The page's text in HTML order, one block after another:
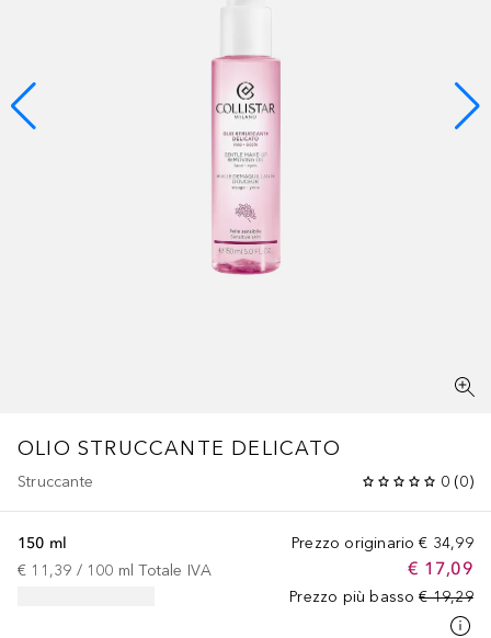
OLIO STRUCCANTE DELICATO
Struccante 0 (0)
Prezzo originario € 34,99
€ 17,09
Prezzo più basso € 19,29
150 ml
€ 11,39 / 100 ml Totale IVA